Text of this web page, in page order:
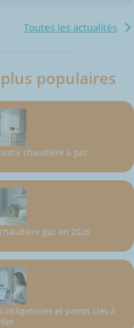
Toutes les actualités
populaires
chaudière à gaz
gaz en 2026
obligatoires et points clés à